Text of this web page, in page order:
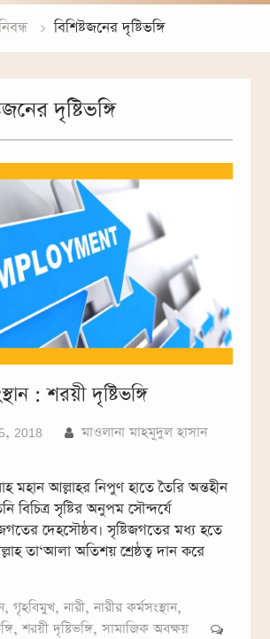
বিশিষ্টজনের দৃষ্টিভঙ্গি
দৃষ্টিভঙ্গি
: শরয়ী দৃষ্টিভঙ্গি
2018
মাওলানা মাহমূদুল হাসান
মহান আল্লাহর নিপুণ হাতে তৈরি অন্তহীন
বিচিত্র সৃষ্টির অনুপম সৌন্দর্যে
দেহসৌষ্ঠব। সৃষ্টিজগতের মধ্য হতে
তা‘আলা অতিশয় শ্রেষ্ঠত্ব দান করে
, গৃহবিমুখ,নারী,নারীর কর্মসংস্থান,
,শরয়ী দৃষ্টিভঙ্গি,সামাজিক অবক্ষয়